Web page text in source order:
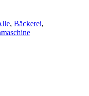
, Bäckerei,